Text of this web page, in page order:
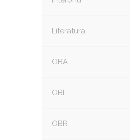
Literatura
OBA
OBI
OBR